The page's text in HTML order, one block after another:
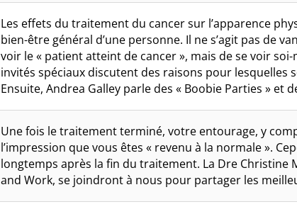
Les effets du traitement du cancer sur l’apparence
bien-être général d’une personne. Il ne s’agit pas de
voir le « patient atteint de cancer », mais de se voir
invités spéciaux discutent des raisons pour
Ensuite, Andrea Galley parle des « Boobie Parties » et
Une fois le traitement terminé, votre entourage, y
l’impression que vous êtes « revenu à la normale ».
longtemps après la fin du traitement. La Dre Christine
and Work, se joindront à nous pour partager les